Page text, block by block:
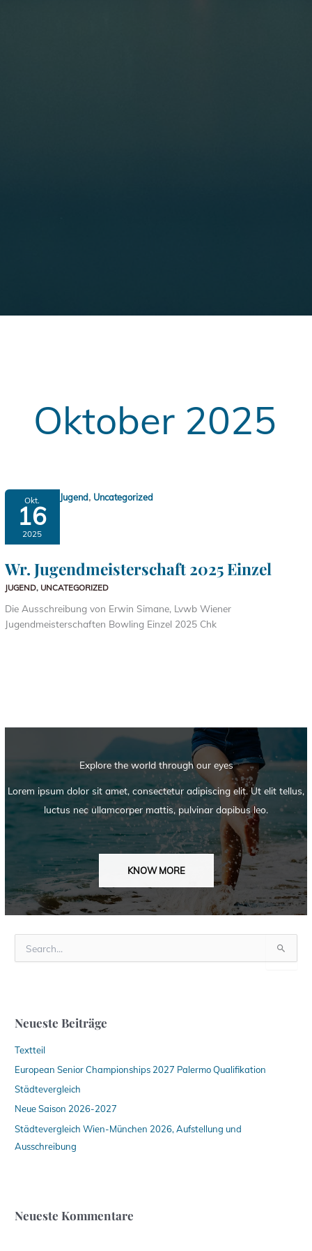
Oktober 2025
Okt.
16
2025
Jugend, Uncategorized
Wr. Jugendmeisterschaft 2025 Einzel
JUGEND, UNCATEGORIZED
Die Ausschreibung von Erwin Simane, Lvwb Wiener
Jugendmeisterschaften Bowling Einzel 2025 Chk
Explore the world through our eyes
Lorem ipsum dolor sit amet, consectetur adipiscing elit. Ut elit tellus,
luctus nec ullamcorper mattis, pulvinar dapibus leo.
KNOW MORE
n
c
h
Neueste Beiträge
Textteil
European Senior Championships 2027 Palermo Qualifikation
Städtevergleich
Neue Saison 2026-2027
Städtevergleich Wien-München 2026, Aufstellung und
Ausschreibung
Neueste Kommentare